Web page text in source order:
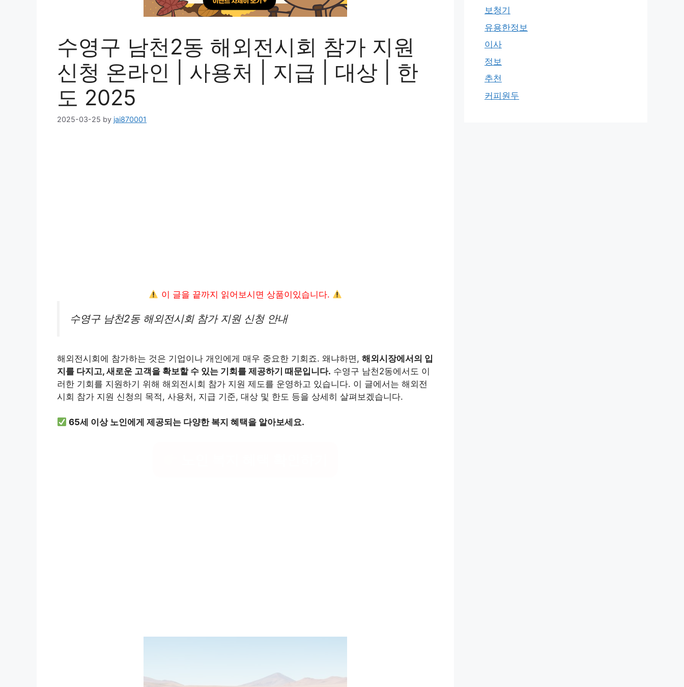
수영구 남천2동 해외전시회 참가 지원
신청 온라인 | 사용처 | 지급 | 대상 | 한
도 2025
2025-03-25 by jai870001
이 글을 끝까지 읽어보시면 상품이있습니다.
수영구 남천2동 해외전시회 참가 지원 신청 안내
해외전시회에 참가하는 것은 기업이나 개인에게 매우 중요한 기회죠. 왜냐하면, 해외시장에서의 입
지를 다지고, 새로운 고객을 확보할 수 있는 기회를 제공하기 때문입니다. 수영구 남천2동에서도 이
러한 기회를 지원하기 위해 해외전시회 참가 지원 제도를 운영하고 있습니다. 이 글에서는 해외전
시회 참가 지원 신청의 목적, 사용처, 지급 기준, 대상 및 한도 등을 상세히 살펴보겠습니다.
65세 이상 노인에게 제공되는 다양한 복지 혜택을 알아보세요.
보청기
유용한정보
이사
정보
추천
커피원두